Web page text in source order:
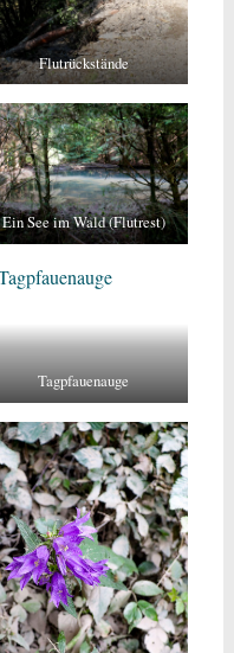
Flutrückstände
Ein See im Wald (Flutrest)
Tagpfauenauge